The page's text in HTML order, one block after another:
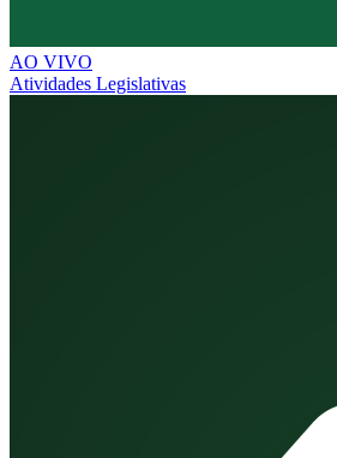
AO VIVO
Atividades Legislativas